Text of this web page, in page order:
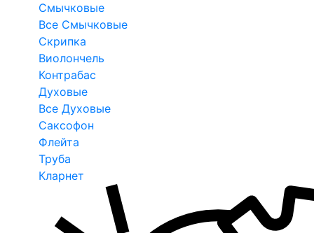
Смычковые
Все Смычковые
Скрипка
Виолончель
Контрабас
Духовые
Все Духовые
Саксофон
Флейта
Труба
Кларнет